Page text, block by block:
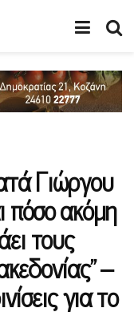
Γιώργου
πόσο ακόμη
τους
–
για το